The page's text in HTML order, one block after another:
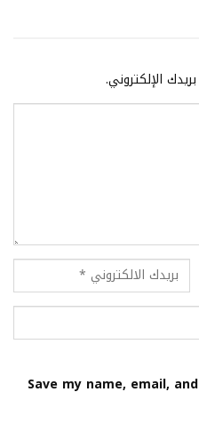
الإلكتروني.
Save my name, email,